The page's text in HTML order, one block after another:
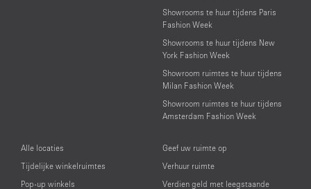
Showrooms te huur tijdens Paris
Fashion Week
Showrooms te huur tijdens New
York Fashion Week
Showroom ruimtes te huur tijdens
Milan Fashion Week
Showroom ruimtes te huur tijdens
Amsterdam Fashion Week
Alle locaties
Tijdelijke winkelruimtes
Pop-up winkels
Geef uw ruimte op
Verhuur ruimte
Verdien geld met leegstaande